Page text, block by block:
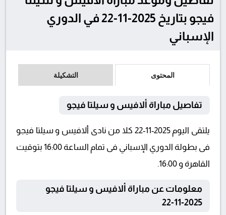
فيجو بتاريخ 2025-11-22 في الدوري
الإسباني
المحتوى التشكيلة
تفاصيل مباراة ألافيس و سيلتا فيجو
يلتقى اليوم 2025-11-22 كلا من نادى ألافيس و سيلتا فيجو
فى بطولة الدوري الإسباني فى تمام الساعة 16:00 بتوقيت
القاهرة و 16:00.
معلومات عن مباراة ألافيس و سيلتا فيجو
2025-11-22